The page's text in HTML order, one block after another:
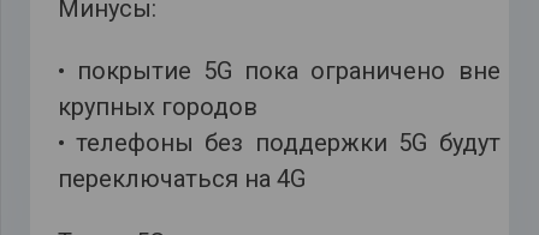
Минусы:
• покрытие 5G пока ограничено вне
крупных городов
• телефоны без поддержки 5G будут
переключаться на 4G